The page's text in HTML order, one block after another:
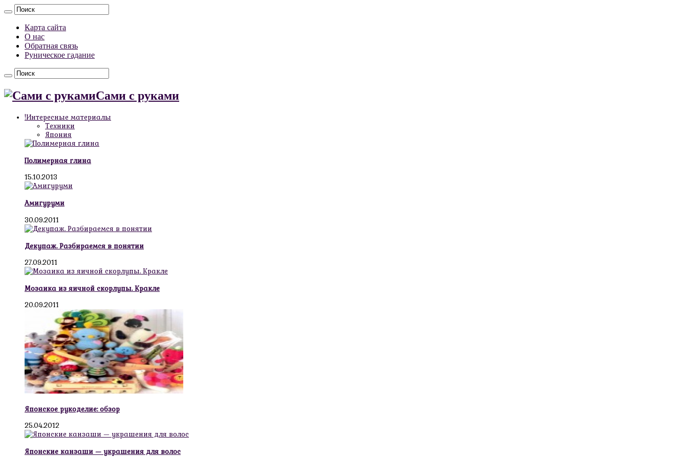
Карта сайта
О нас
Обратная связь
Руническое гадание
Сами с руками
!Интересные материалы
Техники
Япония
Полимерная глина
15.10.2013
Амигуруми
30.09.2011
Декупаж. Разбираемся в понятии
27.09.2011
Мозаика из яичной скорлупы. Кракле
20.09.2011
Японское рукоделие: обзор
25.04.2012
Японские канзаши — украшения для волос